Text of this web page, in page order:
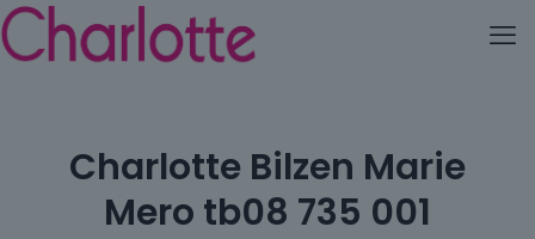
Charlotte Bilzen Marie
Mero tb08 735 001